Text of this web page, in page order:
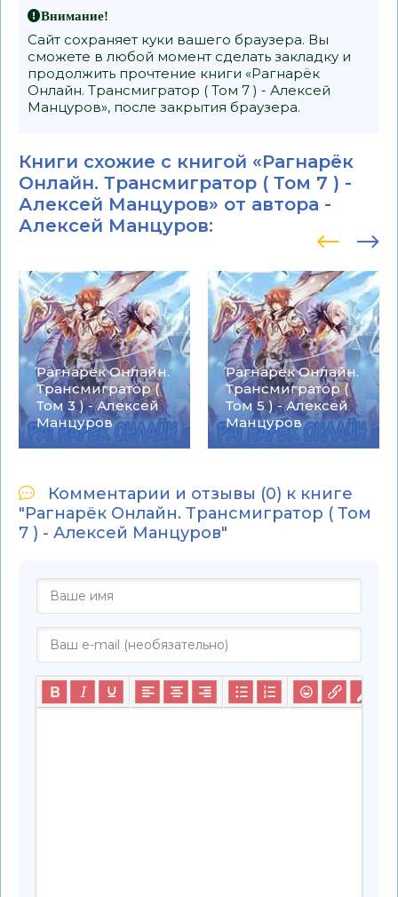
Внимание!
Сайт сохраняет куки вашего браузера. Вы
сможете в любой момент сделать закладку и
продолжить прочтение книги «Рагнарёк
Онлайн. Трансмигратор ( Том 7 ) - Алексей
Манцуров», после закрытия браузера.
Книги схожие с книгой «Рагнарёк
Онлайн. Трансмигратор ( Том 7 ) -
Алексей Манцуров» от автора -
Алексей Манцуров:
Рагнарёк Онлайн.
Трансмигратор (
Том 3 ) - Алексей
Манцуров
Рагнарёк Онлайн.
Трансмигратор (
Том 5 ) - Алексей
Манцуров
Комментарии и отзывы (0) к книге
"Рагнарёк Онлайн. Трансмигратор ( Том
7 ) - Алексей Манцуров"